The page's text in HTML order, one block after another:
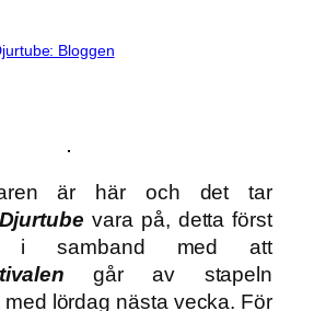
Bloggen
är här och det tar
Djurtube vara på, detta först
i samband med att
går av stapeln
lördag nästa vecka. För